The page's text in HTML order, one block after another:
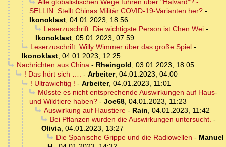
SELLIN: Stellt Chinas Militär COVID-19-Varianten her? -
Ikonoklast 04.01.2023, 18:56
Leserzuschrift: Die wichtigste Person ist Chen Wei-
Ikonoklast 05.01.2023, 07:59
Leserzuschrift: Willy Wimmer über das große Spiel-
Ikonoklast 04.01.2023, 12:25
Nachrichten aus China - Rheingold 03.01.2023, 18:05
! Das hört sich ….
- Arbeiter, 04.01.2023, 04:00
! Ultrawichtig ! - Arbeiter, 04.01.2023, 11:01
Müsste es nicht entsprechende Auswirkungen auf Haus-
und Wildtiere haben? - Joe68 04.01.2023, 11:23
Auswirkung auf Haustiere- Rain 04.01.2023, 11:42
Bei Pflanzen wurden die Auswirkungen untersucht. -
Olivia 04.01.2023, 13:27
Die Spanische Grippe und die Radiowellen - Manuel